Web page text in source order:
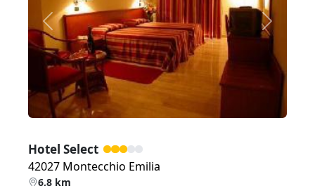
Zurück Weiter
Hotel Select
42027 Montecchio Emilia
6,8 km